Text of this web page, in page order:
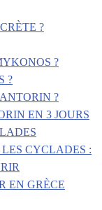
?
?
?
?
EN 3 JOURS
CYCLADES :
EN GRÈCE